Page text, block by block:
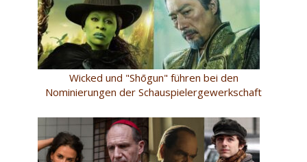
Wicked und "Shōgun" führen bei den
Nominierungen der Schauspielergewerkschaft